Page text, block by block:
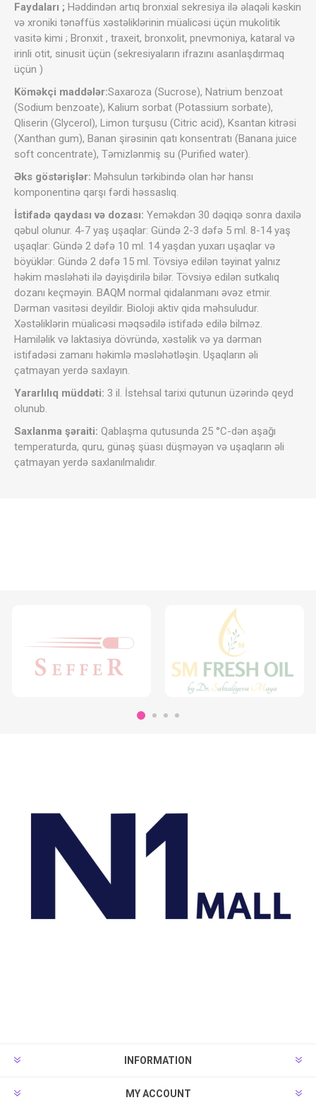
Faydaları ; Həddindən artıq bronxial sekresiya ilə əlaqəli kəskin
və xroniki tənəffüs xəstəliklərinin müalicəsi üçün mukolitik
vasitə kimi ; Bronxit , traxeit, bronxolit, pnevmoniya, kataral və
irinli otit, sinusit üçün (sekresiyaların ifrazını asanlaşdırmaq
üçün )
Köməkçi maddələr:Saxaroza (Sucrose), Natrium benzoat
(Sodium benzoate), Kalium sorbat (Potassium sorbate),
Qliserin (Glycerol), Limon turşusu (Citric acid), Ksantan kitrəsi
(Xanthan gum), Banan şirəsinin qatı konsentratı (Banana juice
soft concentrate), Təmizlənmiş su (Purified water).
Əks göstərişlər: Məhsulun tərkibində olan hər hansı
komponentinə qarşı fərdi həssaslıq.
İstifadə qaydası və dozası: Yeməkdən 30 dəqiqə sonra daxilə
qəbul olunur. 4-7 yaş uşaqlar: Gündə 2-3 dəfə 5 ml. 8-14 yaş
uşaqlar: Gündə 2 dəfə 10 ml. 14 yaşdan yuxarı uşaqlar və
böyüklər: Gündə 2 dəfə 15 ml. Tövsiyə edilən təyinat yalnız
həkim məsləhəti ilə dəyişdirilə bilər. Tövsiyə edilən sutkalıq
dozanı keçməyin. BAQM normal qidalanmanı əvəz etmir.
Dərman vasitəsi deyildir. Bioloji aktiv qida məhsuludur.
Xəstəliklərin müalicəsi məqsədilə istifadə edilə bilməz.
Hamiləlik və laktasiya dövründə, xəstəlik və ya dərman
istifadəsi zamanı həkimlə məsləhətləşin. Uşaqların əli
çatmayan yerdə saxlayın.
Yararlılıq müddəti: 3 il. İstehsal tarixi qutunun üzərində qeyd
olunub.
Saxlanma şəraiti: Qablaşma qutusunda 25 °C-dən aşağı
temperaturda, quru, günəş şüası düşməyən və uşaqların əli
çatmayan yerdə saxlanılmalıdır.
INFORMATION
MY ACCOUNT